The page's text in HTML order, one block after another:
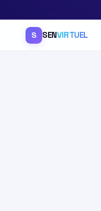
S SENVIRTUEL